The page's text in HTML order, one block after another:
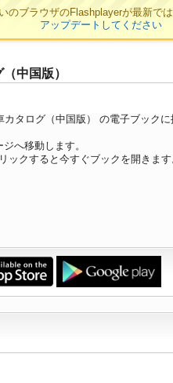
中国版）
カタログ（中国版） の電子ブック
へ移動します。
ックすると今すぐブックを開きます
のブラウザのFlashplayerが最新で
アップデートしてください